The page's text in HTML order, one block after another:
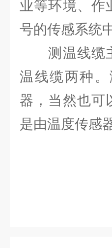
业等环境、作
号的传感系统
测温线缆主
温线缆两种
器，当然也可
是由温度传感